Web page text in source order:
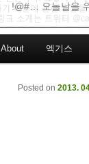
!@#… 오늘날을
Skip to primary
Skip to secondary
About 엑기스
Posted on 2013.